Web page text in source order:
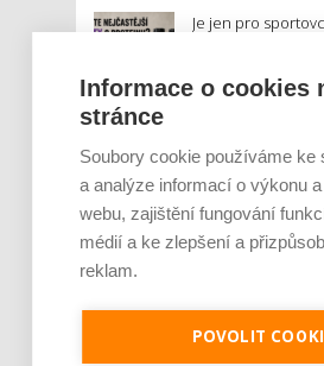
Je jen pro
sedm měsíců 200
proteinových
poptávku po
složení
navigace
Informace o cookies
stránce
Soubory cookie používáme ke
a analýze informací o výkonu
webu, zajištění fungování
médií a ke zlepšení a
reklam.
POVOLIT